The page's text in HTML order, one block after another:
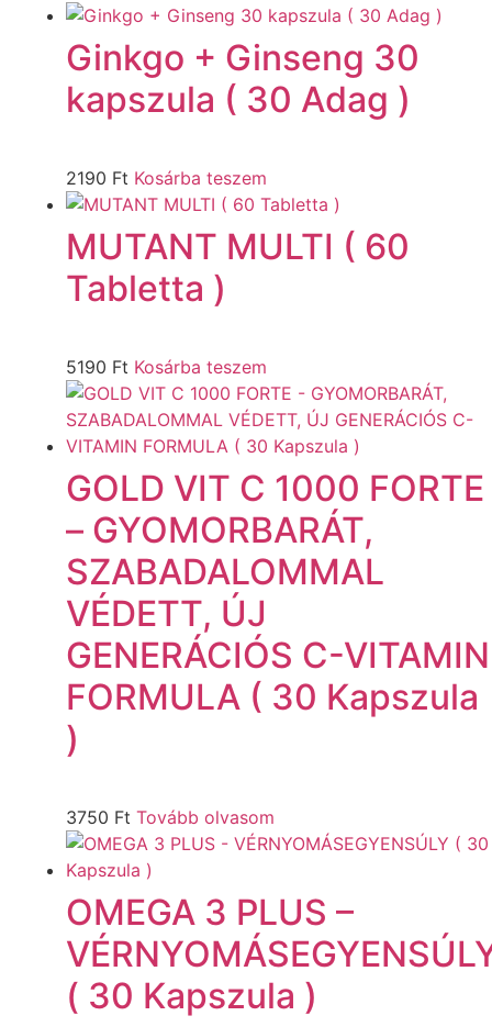
Ginkgo + Ginseng 30
kapszula ( 30 Adag )
2190 Ft Kosárba teszem
MUTANT MULTI ( 60
Tabletta )
5190 Ft Kosárba teszem
GOLD VIT C 1000 FORTE
– GYOMORBARÁT,
SZABADALOMMAL
VÉDETT, ÚJ
GENERÁCIÓS C-VITAMIN
FORMULA ( 30 Kapszula
)
3750 Ft Tovább olvasom
OMEGA 3 PLUS –
( 30 Kapszula )